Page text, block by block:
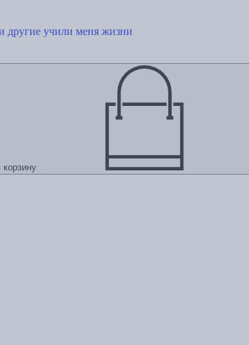
другие учили меня жизни